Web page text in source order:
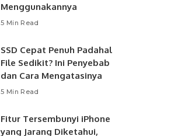
Menggunakannya
5 Min Read
SSD Cepat Penuh Padahal
File Sedikit? Ini Penyebab
dan Cara Mengatasinya
5 Min Read
Fitur Tersembunyi iPhone
yang Jarang Diketahui,